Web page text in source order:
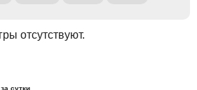
отсутствуют.